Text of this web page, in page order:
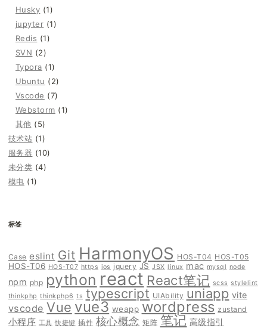
Husky (1)
jupyter (1)
Redis (1)
SVN (2)
Typora (1)
Ubuntu (2)
Vscode (7)
Webstorm (1)
其他 (5)
技术站 (1)
服务器 (10)
未分类 (4)
模电 (1)
标签
Case eslint Git HarmonyOS HOS-T04 HOS-T05
HOS-T06 HOS-T07 https ios jquery JS JSX linux mac mysql node
npm php python react React笔记 scss stylelint
thinkphp thinkphp6 ts typescript UIAbility uniapp vite
vscode Vue vue3 weapp wordpress zustand
小程序 工具 快捷键 插件 核心概念 矩阵 笔记 高级指引